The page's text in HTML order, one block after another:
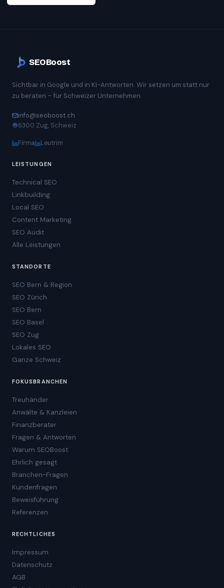
SEOBoost
Sichtbar in Google und in KI-Antworten. Wir setzen um statt nur
zu beraten – für Schweizer Unternehmen.
info@seoboost.ch
6300 Zug, Schweiz
Firma Leutrim
LEISTUNGEN
Technical SEO
Linkbuilding
Local SEO
Content Marketing
SEO Audit
Alle Leistungen
STANDORTE
SEO Bern & Region
SEO Zürich
SEO Bern
SEO Basel
SEO Zug
Lokales SEO
Ganze Schweiz
FOKUSBRANCHEN
Treuhänder
Anwälte & Kanzleien
Finanzberater
Fragen & Antworten
Warum SEOBoost
Ehrlich gesagt
Branchen-Fragen
Kundenfragen
Beweisführung
Referenzen
RECHTLICHES
Impressum
Datenschutz
AGB